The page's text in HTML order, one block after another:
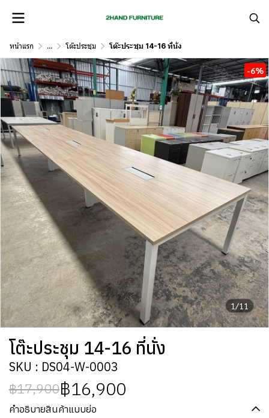
หน้าแรก ... โต๊ะประชุม โต๊ะประชุม 14-16 ที่นั่ง
1/11
-6%
โต๊ะประชุม 14-16 ที่นั่ง
SKU : DS04-W-0003
฿17,900฿16,900
คำอธิบายสินค้าแบบย่อ